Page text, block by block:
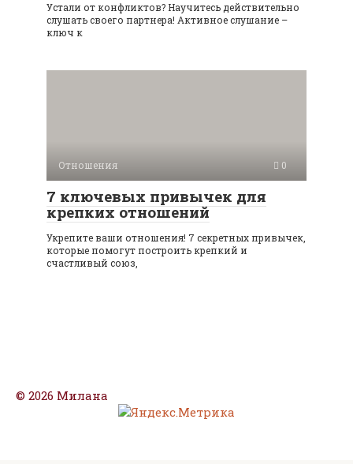
Устали от конфликтов? Научитесь действительно
слушать своего партнера! Активное слушание –
ключ к
Отношения 0
7 ключевых привычек для
крепких отношений
Укрепите ваши отношения! 7 секретных привычек,
которые помогут построить крепкий и
счастливый союз,
© 2026 Милана